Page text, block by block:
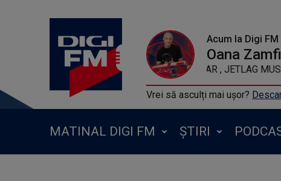
Acum la Digi FM
Oana
ALOK, BHASKAR
Vrei să asculți mai ușor?
MATINAL DIGI FM ȘTIRI